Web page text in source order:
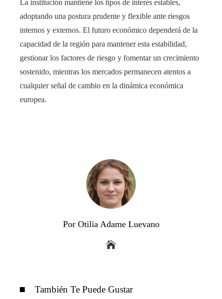
La institución mantiene los tipos de interés estables,
adoptando una postura prudente y flexible ante riesgos
internos y externos. El futuro económico dependerá de la
capacidad de la región para mantener esta estabilidad,
gestionar los factores de riesgo y fomentar un crecimiento
sostenido, mientras los mercados permanecen atentos a
cualquier señal de cambio en la dinámica económica
europea.
Por Otilia Adame Luevano
También Te Puede Gustar